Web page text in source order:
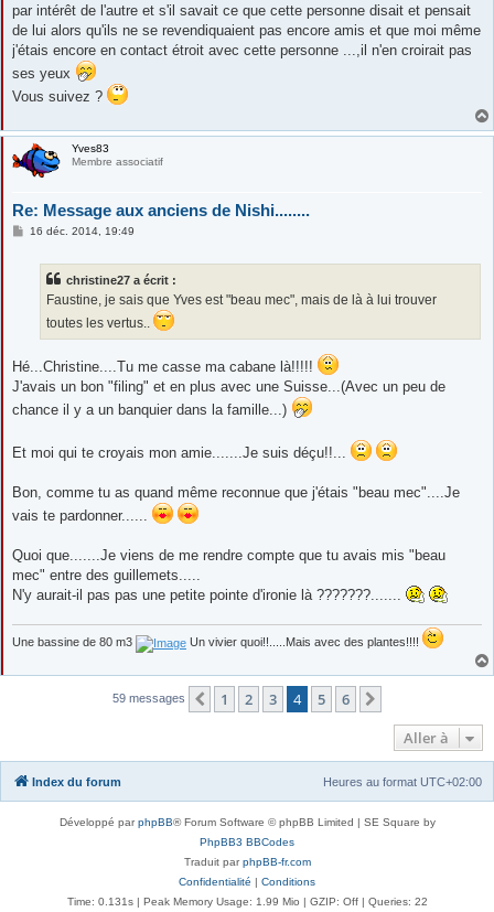
par intérêt de l'autre et s'il savait ce que cette personne disait et pensait
de lui alors qu'ils ne se revendiquaient pas encore amis et que moi même
j'étais encore en contact étroit avec cette personne ...,il n'en croirait pas
ses yeux
Vous suivez ?
Yves83
Membre associatif
Re: Message aux anciens de Nishi........
M16 déc. 2014, 19:49
christine27 a écrit :
Faustine, je sais que Yves est "beau mec", mais de là à lui trouver
toutes les vertus..
Hé...Christine....Tu me casse ma cabane là!!!!!
J'avais un bon "filing" et en plus avec une Suisse...(Avec un peu de
chance il y a un banquier dans la famille...)
Et moi qui te croyais mon amie.......Je suis déçu!!...
Bon, comme tu as quand même reconnue que j'étais "beau mec"....Je
vais te pardonner......
Quoi que.......Je viens de me rendre compte que tu avais mis "beau
mec" entre des guillemets.....
N'y aurait-il pas pas une petite pointe d'ironie là ???????.......
Une bassine de 80 m3 Un vivier quoi!!.....Mais avec des plantes!!!!
59 messages Précédente
1 2 3 4 5 6
Aller à
Index du forum Heures au format UTC+02:00
Développé parphpBB® Forum Software © phpBB Limited | SE Square by
PhpBB3 BBCodes
Traduit parphpBB-fr.com
Confidentialité | Conditions
Time: 0.131s| Peak Memory Usage: 1.99 Mio | GZIP: Off | Queries: 22